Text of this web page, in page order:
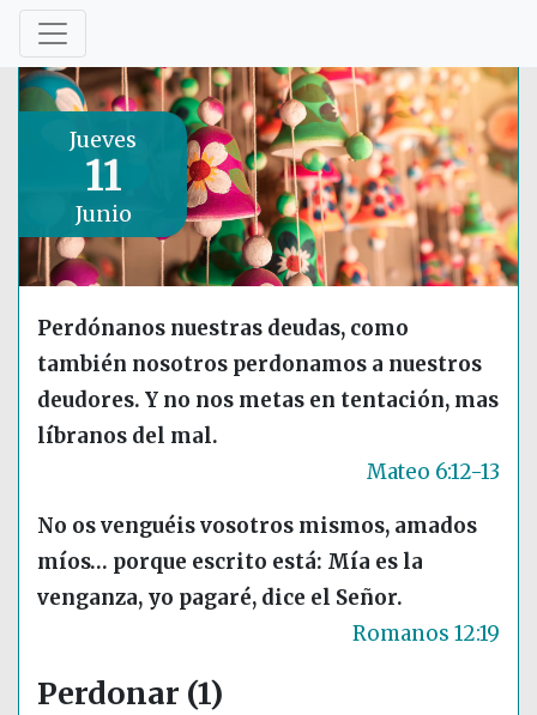
Jueves
11
Junio
Perdónanos nuestras deudas, como
también nosotros perdonamos a nuestros
deudores. Y no nos metas en tentación, mas
líbranos del mal.
Mateo 6:12-13
No os venguéis vosotros mismos, amados
míos… porque escrito está: Mía es la
venganza, yo pagaré, dice el Señor.
Romanos 12:19
Perdonar (1)